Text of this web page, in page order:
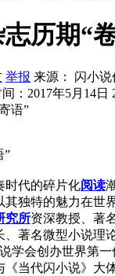
志历期“
举报 来源： 闪小
间：2017年5月14日
语”
”
代的碎片化阅读
独特的魅力在世
究所资深教授、著
、著名微型小说理
会创办世界第一
《当代闪小说》大